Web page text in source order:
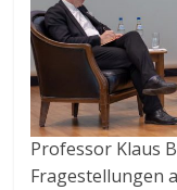
Professor Klaus
Fragestellungen